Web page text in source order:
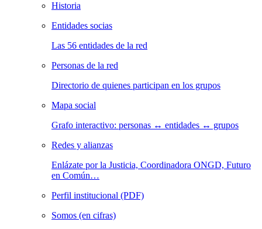
Historia
Entidades socias
Las 56 entidades de la red
Personas de la red
Directorio de quienes participan en los grupos
Mapa social
Grafo interactivo: personas ↔ entidades ↔ grupos
Redes y alianzas
Enlázate por la Justicia, Coordinadora ONGD, Futuro
en Común…
Perfil institucional (PDF)
Somos (en cifras)